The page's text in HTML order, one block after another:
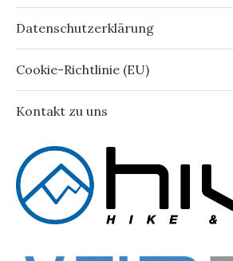
Datenschutzerklärung
Cookie-Richtlinie (EU)
Kontakt zu uns